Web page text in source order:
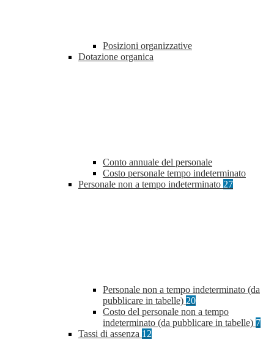
Posizioni organizzative
Dotazione organica
Conto annuale del personale
Costo personale tempo indeterminato
Personale non a tempo indeterminato 27
Personale non a tempo indeterminato (da
pubblicare in tabelle) 20
Costo del personale non a tempo
indeterminato (da pubblicare in tabelle) 7
Tassi di assenza 12